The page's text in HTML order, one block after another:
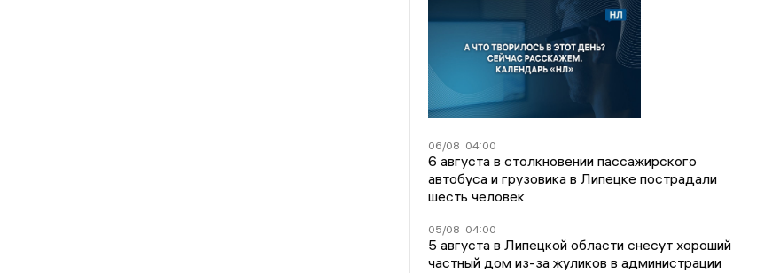
06/08 04:00
6 августа в столкновении пассажирского
автобуса и грузовика в Липецке пострадали
шесть человек
05/08 04:00
5 августа в Липецкой области снесут хороший
частный дом из-за жуликов в администрации